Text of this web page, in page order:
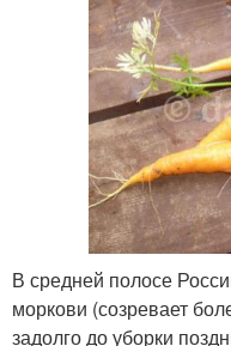
В средней полосе
моркови (созревает
задолго до уборки